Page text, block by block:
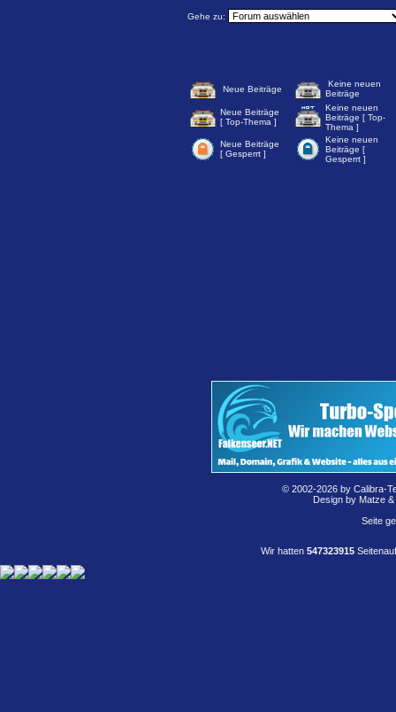
Gehe zu:
Neue Beiträge
Keine neuen
Beiträge
Neue Beiträge
[ Top-Thema ]
Keine neuen
Beiträge [ Top-
Thema ]
Neue Beiträge
[ Gesperrt ]
Keine neuen
Beiträge [
Gesperrt ]
© 2002-2026 by Calibra-
Design by Matze
Seite
Wir hatten 547323915